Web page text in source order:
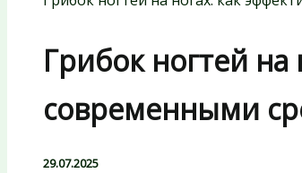
Грибок ногтей на
современными
29.07.2025